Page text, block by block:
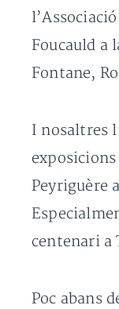
Foucauld a
Fontane,
I nosaltres
Peyriguère
centenari a
Poc abans